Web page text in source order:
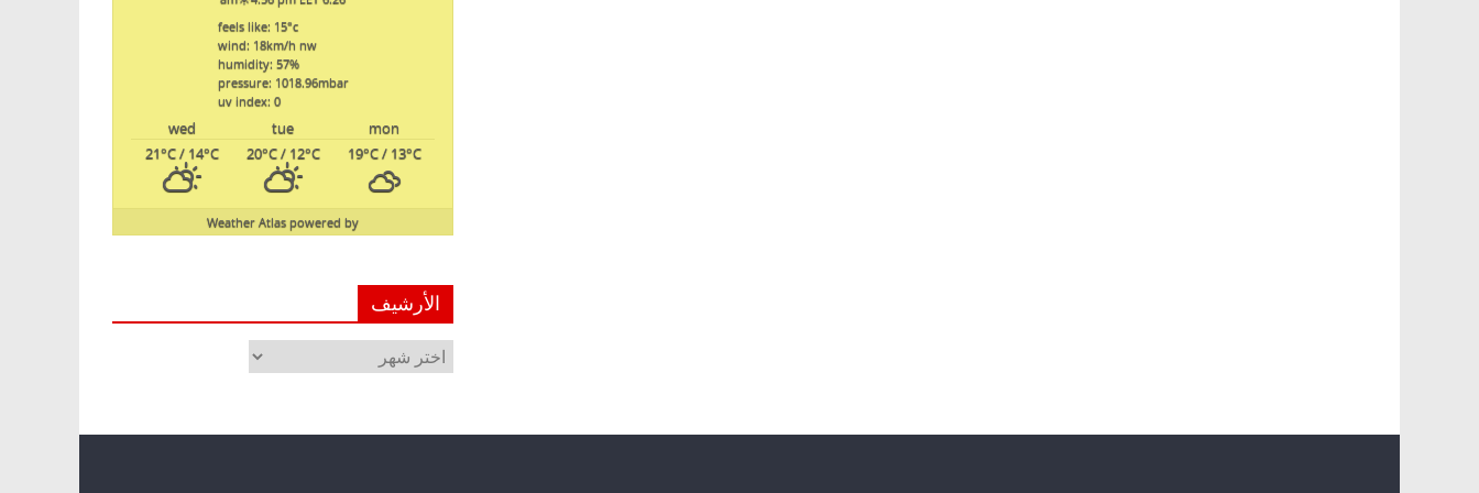
feels like: 15°c
wind: 18km/h nw
humidity: 57%
pressure: 1018.96mbar
uv index: 0
mon
tue
wed
19°C/ 13°C
20°C/ 12°C
21°C/ 14°C
powered by
Weather Atlas
الأرشيف
الأرشيف